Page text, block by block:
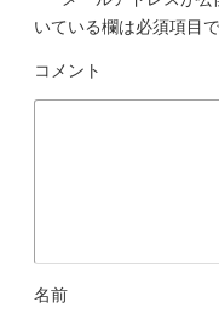
いている欄は必須項目
コメント
名前